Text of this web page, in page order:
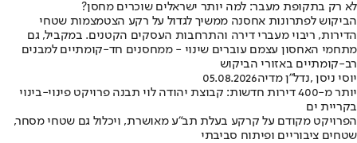
לא רק בתקופת מעבר: למה יותר ישראלים שוכרים מחסן?
הביקוש לפתרונות אחסנה ממשיך לגדול על רקע הצטמצמות שטחי
הדירות, ריבוי מעברי דירה והתרחבות העסקים הקטנים. במקביל, גם
מתחמי האחסון עצמם עוברים שינוי - ממחסנים חד-קומתיים למבנים
רב-קומתיים באזורי הביקוש
יוסי ניסן ,נדל"ן מדיה05.08.2026
יותר מ-400 דירות חדשות: קבוצת יהודה לוי תבנה פרויקט פינוי-בינוי
בקריית ים
הפרויקט מקודם על קרקע בעלת תב"ע מאושרת, ויכלול גם שטחי מסחר,
שטחים ציבוריים ופיתוח סביבתי